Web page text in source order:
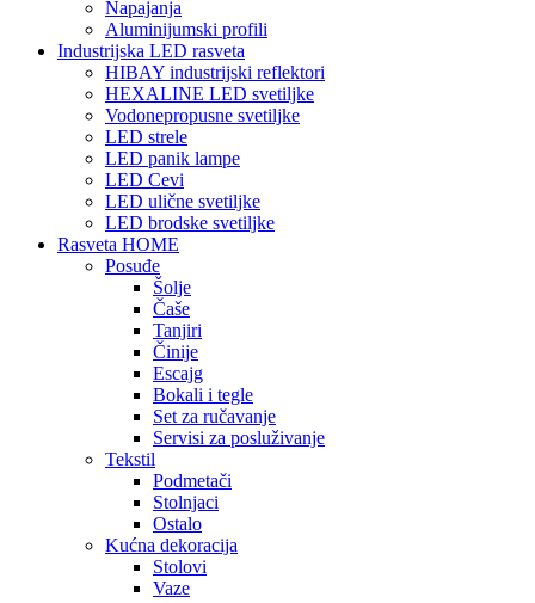
Napajanja
Aluminijumski profili
Industrijska LED rasveta
HIBAY industrijski reflektori
HEXALINE LED svetiljke
Vodonepropusne svetiljke
LED strele
LED panik lampe
LED Cevi
LED ulične svetiljke
LED brodske svetiljke
Rasveta HOME
Posuđe
Šolje
Čaše
Tanjiri
Činije
Escajg
Bokali i tegle
Set za ručavanje
Servisi za posluživanje
Tekstil
Podmetači
Stolnjaci
Ostalo
Kućna dekoracija
Stolovi
Vaze